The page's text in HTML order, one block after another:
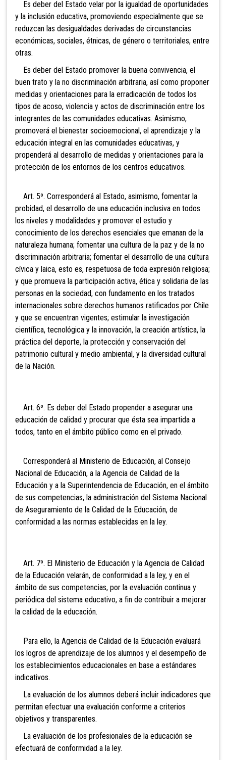
Es deber del Estado velar por la igualdad de oportunidades
y la inclusión educativa, promoviendo especialmente que se
reduzcan las desigualdades derivadas de circunstancias
económicas, sociales, étnicas, de género o territoriales, entre
otras.
Es deber del Estado promover la buena convivencia, el
buen trato y la no discriminación arbitraria, así como proponer
medidas y orientaciones para la erradicación de todos los
tipos de acoso, violencia y actos de discriminación entre los
integrantes de las comunidades educativas. Asimismo,
promoverá el bienestar socioemocional, el aprendizaje y la
educación integral en las comunidades educativas, y
propenderá al desarrollo de medidas y orientaciones para la
protección de los entornos de los centros educativos.
Art. 5º. Corresponderá al Estado, asimismo, fomentar la
probidad, el desarrollo de una educación inclusiva en todos
los niveles y modalidades y promover el estudio y
conocimiento de los derechos esenciales que emanan de la
naturaleza humana; fomentar una cultura de la paz y de la no
discriminación arbitraria; fomentar el desarrollo de una cultura
cívica y laica, esto es, respetuosa de toda expresión religiosa;
y que promueva la participación activa, ética y solidaria de las
personas en la sociedad, con fundamento en los tratados
internacionales sobre derechos humanos ratificados por Chile
y que se encuentran vigentes; estimular la investigación
científica, tecnológica y la innovación, la creación artística, la
práctica del deporte, la protección y conservación del
patrimonio cultural y medio ambiental, y la diversidad cultural
de la Nación.
Art. 6º. Es deber del Estado propender a asegurar una
educación de calidad y procurar que ésta sea impartida a
todos, tanto en el ámbito público como en el privado.
Corresponderá al Ministerio de Educación, al Consejo
Nacional de Educación, a la Agencia de Calidad de la
Educación y a la Superintendencia de Educación, en el ámbito
de sus competencias, la administración del Sistema Nacional
de Aseguramiento de la Calidad de la Educación, de
conformidad a las normas establecidas en la ley.
Art. 7º. El Ministerio de Educación y la Agencia de Calidad
de la Educación velarán, de conformidad a la ley, y en el
ámbito de sus competencias, por la evaluación continua y
periódica del sistema educativo, a fin de contribuir a mejorar
la calidad de la educación.
Para ello, la Agencia de Calidad de la Educación evaluará
los logros de aprendizaje de los alumnos y el desempeño de
los establecimientos educacionales en base a estándares
indicativos.
La evaluación de los alumnos deberá incluir indicadores que
permitan efectuar una evaluación conforme a criterios
objetivos y transparentes.
La evaluación de los profesionales de la educación se
efectuará de conformidad a la ley.